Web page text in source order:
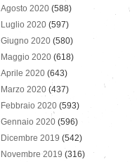
Agosto 2020 (588)
Luglio 2020 (597)
Giugno 2020 (580)
Maggio 2020 (618)
Aprile 2020 (643)
Marzo 2020 (437)
Febbraio 2020 (593)
Gennaio 2020 (596)
Dicembre 2019 (542)
Novembre 2019 (316)